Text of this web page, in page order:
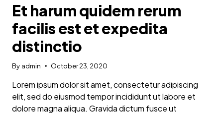
Et harum quidem rerum
facilis est et expedita
distinctio
By admin October 23, 2020
Lorem ipsum dolor sit amet, consectetur adipiscing
elit, sed do eiusmod tempor incididunt ut labore et
dolore magna aliqua. Gravida dictum fusce ut